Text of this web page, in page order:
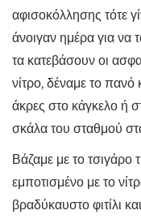
αφισοκόλλησης τότε
άνοιγαν ημέρα για να
τα κατεβάσουν οι
νίτρο, δέναμε το πανό
άκρες στο κάγκελο ή
σκάλα του σταθμού
Βάζαμε με το τσιγάρο
εμποτισμένο με το
βραδύκαυστο φιτίλι